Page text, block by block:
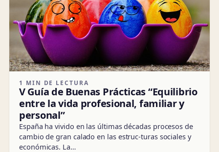
1 MIN DE LECTURA
V Guía de Buenas Prácticas “Equilibrio
entre la vida profesional, familiar y
personal”
España ha vivido en las últimas décadas procesos de
cambio de gran calado en las estruc-turas sociales y
económicas. La…